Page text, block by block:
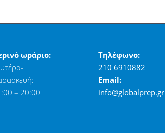
ωράριο:
– 20:00
Τηλέφωνο:
210 6910882
Email:
info@globalprep.gr